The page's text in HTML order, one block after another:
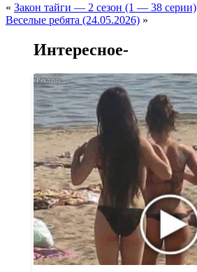
« Закон тайги — 2 сезон (1 — 38 серии)
Веселые ребята (24.05.2026) »
Интересное-